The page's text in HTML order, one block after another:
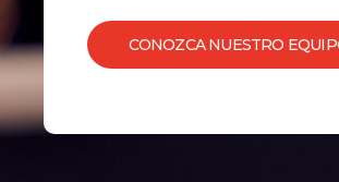
CONOZCA NUESTRO